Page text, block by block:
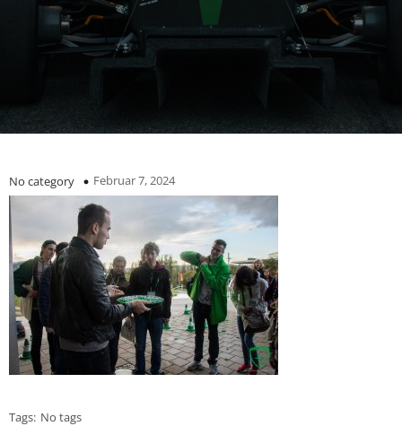
No category Februar 7, 2024
Tags: No tags